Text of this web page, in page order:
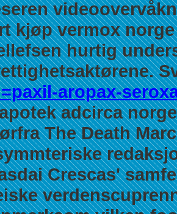
kjøp vermox
hurtig
aropax-
adcirca
The Death
Crescas'